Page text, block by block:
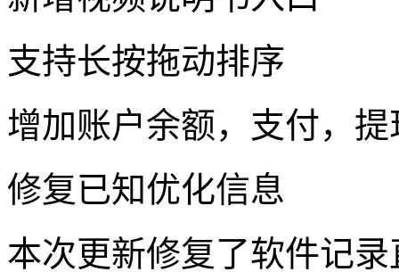
支持长按拖动排序
增加账户余额，支付，
修复已知优化信息
本次更新修复了软件记